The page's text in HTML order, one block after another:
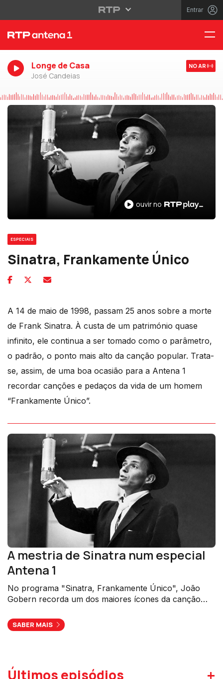
Entrar
Longe de Casa
José Candeias
NO AR
ouvir no
ESPECIAIS
Sinatra, Frankamente Único
A 14 de maio de 1998, passam 25 anos sobre a morte
de Frank Sinatra. À custa de um património quase
infinito, ele continua a ser tomado como o parâmetro,
o padrão, o ponto mais alto da canção popular. Trata-
se, assim, de uma boa ocasião para a Antena 1
recordar canções e pedaços da vida de um homem
“Frankamente Único”.
A mestria de Sinatra num especial
Antena 1
No programa "Sinatra, Frankamente Único", João
Gobern recorda um dos maiores ícones da canção
SABER MAIS
Últimos episódios